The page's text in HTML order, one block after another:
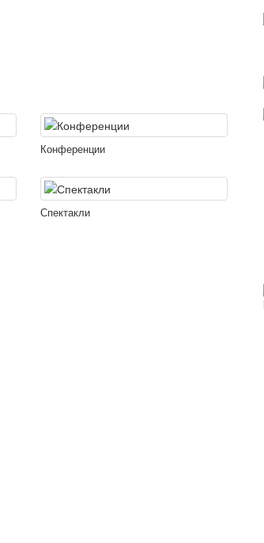
Конференции
Спектакли